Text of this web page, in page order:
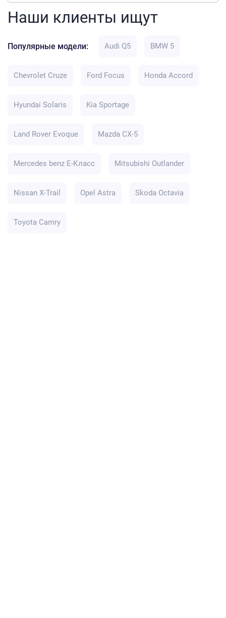
Наши клиенты ищут
Популярные модели: Audi Q5 BMW 5
Chevrolet Cruze Ford Focus Honda Accord
Hyundai Solaris Kia Sportage
Land Rover Evoque Mazda CX-5
Mercedes benz E-Класс Mitsubishi Outlander
Nissan X-Trail Opel Astra Skoda Octavia
Toyota Camry